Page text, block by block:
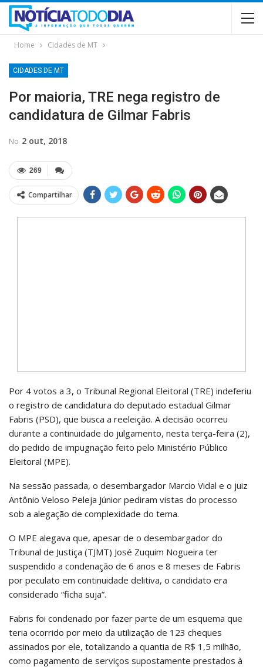
Home Cidades de MT
CIDADES DE MT
Por maioria, TRE nega registro de
candidatura de Gilmar Fabris
No 2 out, 2018
269
Compartilhar
Por 4 votos a 3, o Tribunal Regional Eleitoral (TRE) indeferiu
o registro de candidatura do deputado estadual Gilmar
Fabris (PSD), que busca a reeleição. A decisão ocorreu
durante a continuidade do julgamento, nesta terça-feira (2),
do pedido de impugnação feito pelo Ministério Público
Eleitoral (MPE).
Na sessão passada, o desembargador Marcio Vidal e o juiz
Antônio Veloso Peleja Júnior pediram vistas do processo
sob a alegação de complexidade do tema.
O MPE alegava que, apesar de o desembargador do
Tribunal de Justiça (TJMT) José Zuquim Nogueira ter
suspendido a condenação de 6 anos e 8 meses de Fabris
por peculato em continuidade delitiva, o candidato era
considerado “ficha suja”.
Fabris foi condenado por fazer parte de um esquema que
teria ocorrido por meio da utilização de 123 cheques
assinados por ele, totalizando a quantia de R$ 1,5 milhão,
como pagamento de serviços supostamente prestados à